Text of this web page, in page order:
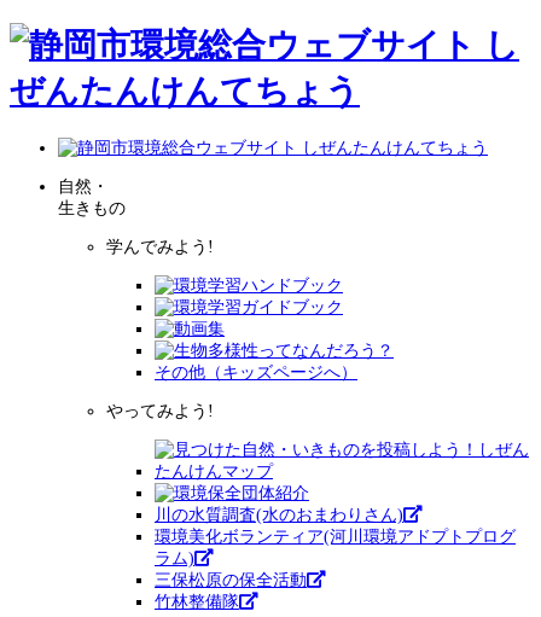
自然・
生きもの
学んでみよう!
その他（キッズページへ）
やってみよう!
川の水質調査(水のおまわりさん)
環境美化ボランティア(河川環境アドプトプログ
ラム)
三保松原の保全活動
竹林整備隊